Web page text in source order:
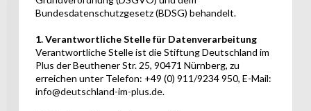
Bundesdatenschutzgesetz (BDSG) behandelt.
1. Verantwortliche Stelle für Datenverarbeitung
Verantwortliche Stelle ist die Stiftung Deutschland im
Plus der Beuthener Str. 25, 90471 Nürnberg, zu
erreichen unter Telefon: +49 (0) 911/9234 950, E-Mail:
info@deutschland-im-plus.de.